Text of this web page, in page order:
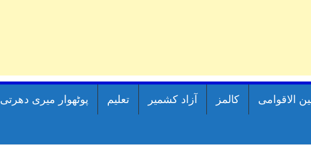
الاقوامی کالمز آزاد کشمیر تعلیم پوٹھوار میری دھرتی